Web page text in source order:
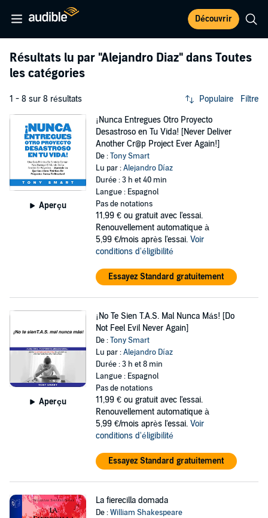
Découvrir
Résultats lu par "Alejandro Diaz" dans Toutes
les catégories
1 - 8 sur 8 résultats Populaire Filtre
Aperçu
¡Nunca Entregues Otro Proyecto
Desastroso en Tu Vida! [Never Deliver
Another Cr@p Project Ever Again!]
De :Tony Smart
Lu par :Alejandro Díaz
Durée : 3 h et 40 min
Langue : Espagnol
Pas de notations
11,99 € ou gratuit avec l'essai.
Renouvellement automatique à
5,99 €/mois après l'essai. Voir
conditions d'éligibilité
Essayez Standard gratuitement
Aperçu
¡No Te Sien T.A.S. Mal Nunca Más! [Do
Not Feel Evil Never Again]
De :Tony Smart
Lu par :Alejandro Díaz
Durée : 3 h et 8 min
Langue : Espagnol
Pas de notations
11,99 € ou gratuit avec l'essai.
Renouvellement automatique à
5,99 €/mois après l'essai. Voir
conditions d'éligibilité
Essayez Standard gratuitement
La fierecilla domada
De :William Shakespeare